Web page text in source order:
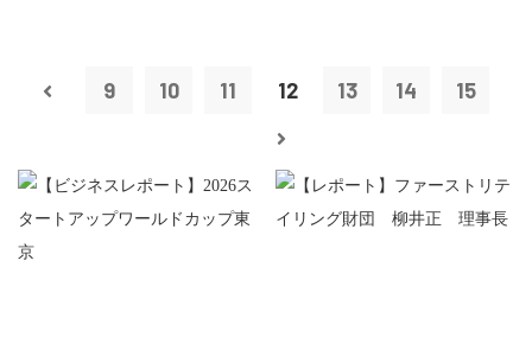
9 10 11 12 13 14 15